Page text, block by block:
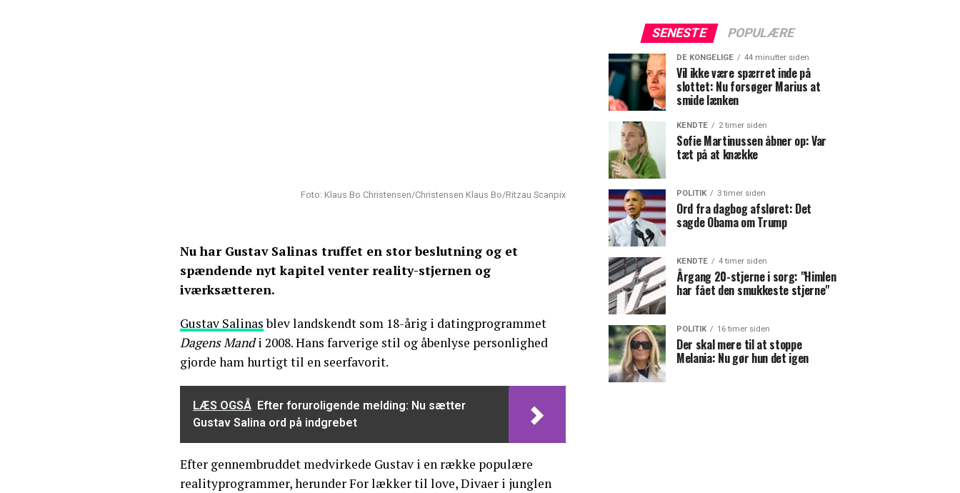
Foto: Klaus Bo Christensen/Christensen Klaus Bo/Ritzau Scanpix
Nu har Gustav Salinas truffet en stor beslutning og et
spændende nyt kapitel venter reality-stjernen og
iværksætteren.
Gustav Salinasblev landskendt som 18-årig i datingprogrammet
Dagens Mandi 2008. Hans farverige stil og åbenlyse personlighed
gjorde ham hurtigt til en seerfavorit.
LÆS OGSÅ Efter foruroligende melding: Nu sætter
Gustav Salina ord på indgrebet
Efter gennembruddet medvirkede Gustav i en række populære
realityprogrammer, herunder For lækker til love, Divaer i junglen
SENESTE POPULÆRE
DE KONGELIGE 44 minutter siden
Vil ikke være spærret inde på
slottet: Nu forsøger Marius at
smide lænken
KENDTE 2 timer siden
Sofie Martinussen åbner op: Var
tæt på at knække
POLITIK 3 timer siden
Ord fra dagbog afsløret: Det
sagde Obama om Trump
KENDTE 4 timer siden
Årgang 20-stjerne i sorg: "Himlen
har fået den smukkeste stjerne"
POLITIK 16 timer siden
Der skal mere til at stoppe
Melania: Nu gør hun det igen